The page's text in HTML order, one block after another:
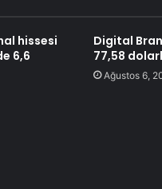
hissesi
6,6
Digital
77,58
Ağustos 6,